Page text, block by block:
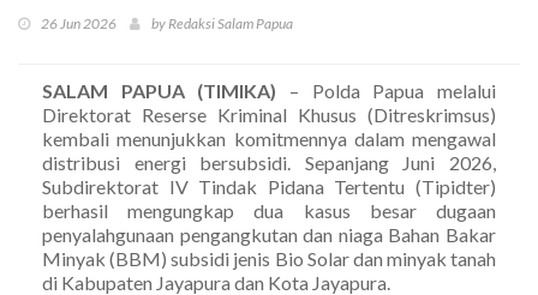
26 Jun 2026 by Redaksi Salam Papua
SALAM PAPUA (TIMIKA) – Polda Papua melalui
Direktorat Reserse Kriminal Khusus (Ditreskrimsus)
kembali menunjukkan komitmennya dalam mengawal
distribusi energi bersubsidi. Sepanjang Juni 2026,
Subdirektorat IV Tindak Pidana Tertentu (Tipidter)
berhasil mengungkap dua kasus besar dugaan
penyalahgunaan pengangkutan dan niaga Bahan Bakar
Minyak (BBM) subsidi jenis Bio Solar dan minyak tanah
di Kabupaten Jayapura dan Kota Jayapura.